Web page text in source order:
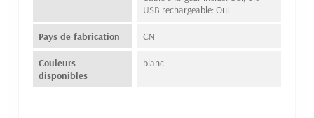
USB rechargeable: Oui
Pays de fabrication CN
Couleurs
disponibles
blanc